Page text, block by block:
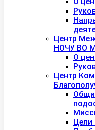
Центр
НОЧУ ВО
О
Центр
Цели